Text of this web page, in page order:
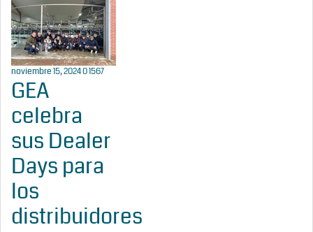
noviembre 15, 202401567
GEA
celebra
sus Dealer
Days para
los
distribuidores